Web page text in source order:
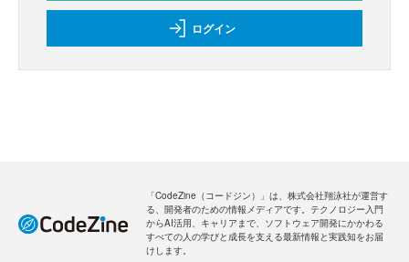
ログイン
「CodeZine（コードジン）」は、株式会社翔泳社が運営す
る、開発者のための情報メディアです。テクノロジー入門
からAI活用、キャリアまで、ソフトウェア開発にかかわる
すべての人の学びと成長を支える最新情報と実践知をお届
けします。